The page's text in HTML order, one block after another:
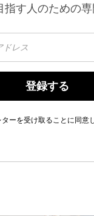
指す人のための専
ーを受け取ることに同意